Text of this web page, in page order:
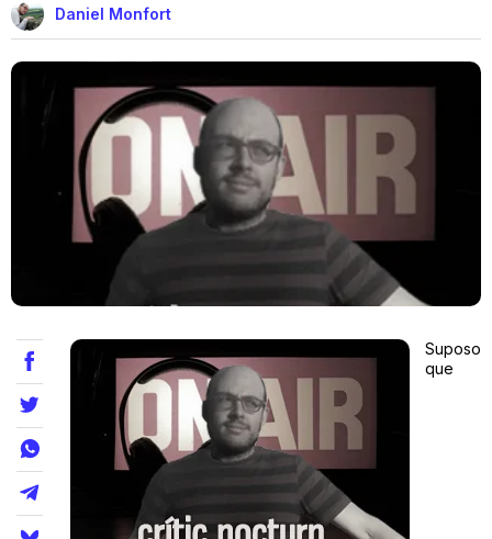
Cinema i Televisió
Festivals
Teatre
Internet
Opinió
Llibres
La Llista
Llocs
Daniel Monfort
Suposo
que